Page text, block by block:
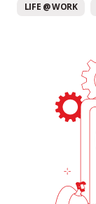
LIFE @ WORK